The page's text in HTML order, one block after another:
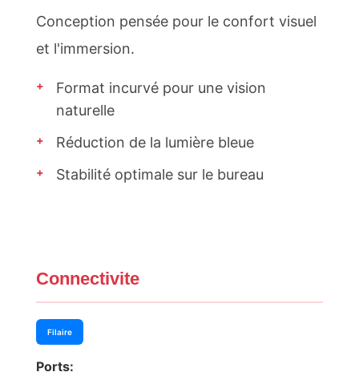
Conception pensée pour le confort visuel
et l'immersion.
+
Format incurvé pour une vision
naturelle
+ Réduction de la lumière bleue
+ Stabilité optimale sur le bureau
Connectivite
Filaire
Ports: